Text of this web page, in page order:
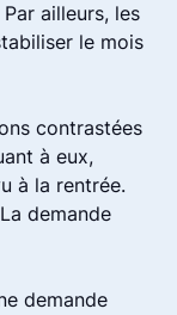
ailleurs, les
le mois
contrastées
à eux,
à la rentrée.
demande
demande